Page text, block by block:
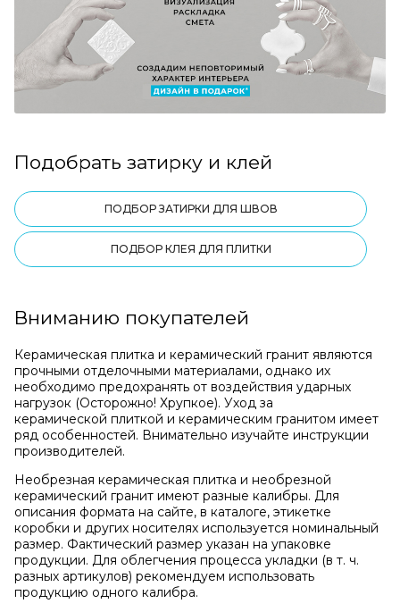
Подобрать затирку и клей
ПОДБОР ЗАТИРКИ ДЛЯ ШВОВ
ПОДБОР КЛЕЯ ДЛЯ ПЛИТКИ
Вниманию покупателей
Керамическая плитка и керамический гранит являются
прочными отделочными материалами, однако их
необходимо предохранять от воздействия ударных
нагрузок (Осторожно! Хрупкое). Уход за
керамической плиткой и керамическим гранитом имеет
ряд особенностей. Внимательно изучайте инструкции
производителей.
Необрезная керамическая плитка и необрезной
керамический гранит имеют разные калибры. Для
описания формата на сайте, в каталоге, этикетке
коробки и других носителях используется номинальный
размер. Фактический размер указан на упаковке
продукции. Для облегчения процесса укладки (в т. ч.
разных артикулов) рекомендуем использовать
продукцию одного калибра.